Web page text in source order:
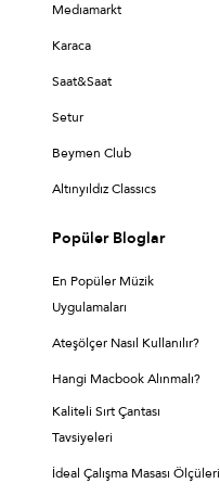
Medıamarkt
Karaca
Saat&Saat
Setur
Beymen Club
Altınyıldız Classıcs
Popüler Bloglar
En Popüler Müzik
Uygulamaları
Ateşölçer Nasıl Kullanılır?
Hangi Macbook Alınmalı?
Kaliteli Sırt Çantası
Tavsiyeleri
İdeal Çalışma Masası Ölçüleri